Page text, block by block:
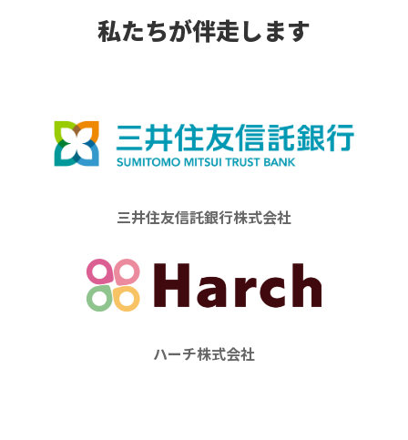
私たちが伴走します
三井住友信託銀行株式会社
ハーチ株式会社